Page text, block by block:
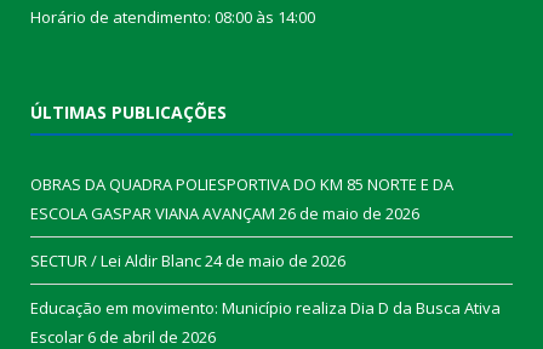
Horário de atendimento: 08:00 às 14:00
ÚLTIMAS PUBLICAÇÕES
OBRAS DA QUADRA POLIESPORTIVA DO KM 85 NORTE E DA
ESCOLA GASPAR VIANA AVANÇAM 26 de maio de 2026
SECTUR / Lei Aldir Blanc24 de maio de 2026
Educação em movimento: Município realiza Dia D da Busca Ativa
Escolar6 de abril de 2026